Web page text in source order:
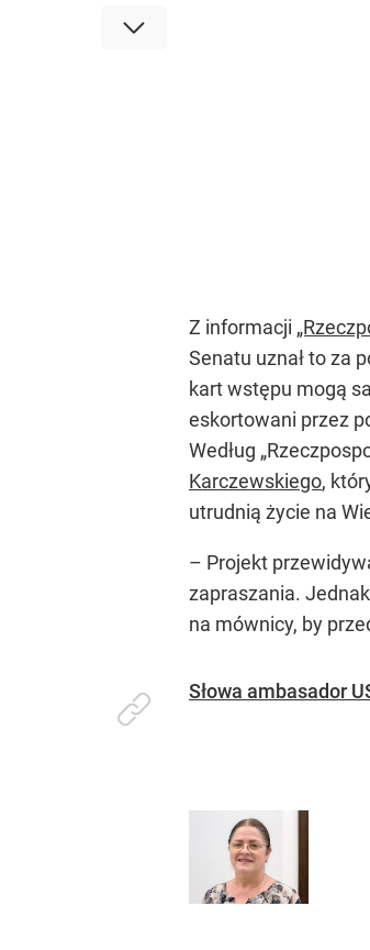
Z informacji
Senatu uznał to za
kart wstępu mogą
eskortowani przez
Według
Karczewskiego,
utrudnią życie na
– Projekt
zapraszania.
na mównicy, by
Słowa ambasador